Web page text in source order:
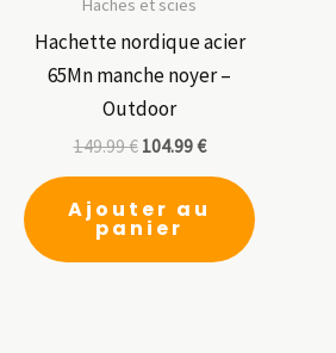
Haches et scies
Hachette nordique acier
65Mn manche noyer –
Outdoor
149.99€ 104.99€
Ajouter au
panier